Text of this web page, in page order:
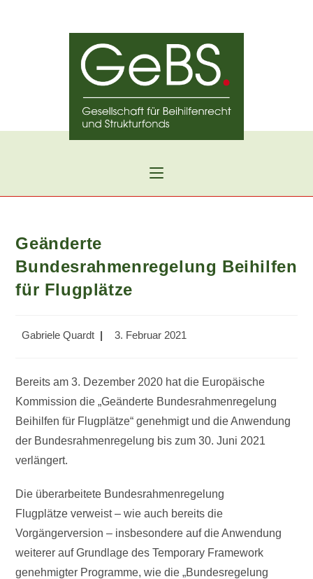
Geänderte
Bundesrahmenregelung Beihilfen
für Flugplätze
Beitrags-
Gabriele Quardt
Beitrag
3. Februar 2021
Bereits am 3. Dezember 2020 hat die Europäische
Kommission die „Geänderte Bundesrahmenregelung
Beihilfen für Flugplätze“ genehmigt und die Anwendung
der Bundesrahmenregelung bis zum 30. Juni 2021
verlängert.
Die überarbeitete Bundesrahmenregelung
Flugplätze verweist – wie auch bereits die
Vorgängerversion – insbesondere auf die Anwendung
weiterer auf Grundlage des Temporary Framework
genehmigter Programme, wie die „Bundesregelung